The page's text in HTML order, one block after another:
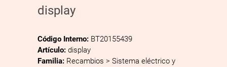
display
Código Interno: BT20155439
Artículo: display
Familia: Recambios > Sistema eléctrico y